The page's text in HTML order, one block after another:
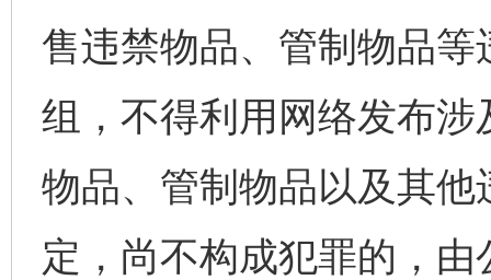
售违禁物品、管制物品
组，不得利用网络发布
物品、管制物品以及其
定，尚不构成犯罪的，